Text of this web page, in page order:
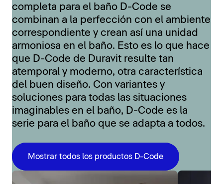
completa para el baño D-Code se
combinan a la perfección con el ambiente
correspondiente y crean así una unidad
armoniosa en el baño. Esto es lo que hace
que D-Code de Duravit resulte tan
atemporal y moderno, otra característica
del buen diseño. Con variantes y
soluciones para todas las situaciones
imaginables en el baño, D-Code es la
serie para el baño que se adapta a todos.
Mostrar todos los productos D-Code